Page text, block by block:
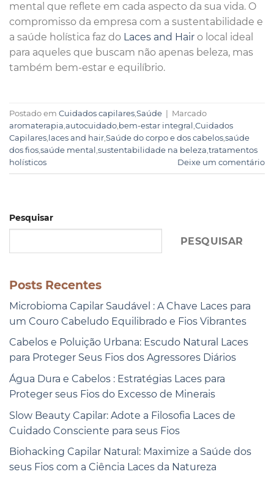
Pesquisar
PESQUISAR
Posts Recentes
Microbioma Capilar Saudável : A Chave Laces para
um Couro Cabeludo Equilibrado e Fios Vibrantes
Cabelos e Poluição Urbana: Escudo Natural Laces
para Proteger Seus Fios dos Agressores Diários
Água Dura e Cabelos : Estratégias Laces para
Proteger seus Fios do Excesso de Minerais
Slow Beauty Capilar: Adote a Filosofia Laces de
Cuidado Consciente para seus Fios
Biohacking Capilar Natural: Maximize a Saúde dos
seus Fios com a Ciência Laces da Natureza
mental que reflete em cada aspecto da sua vida. O
compromisso da empresa com a sustentabilidade e
a saúde holística faz do Laces and Hair o local ideal
para aqueles que buscam não apenas beleza, mas
também bem-estar e equilíbrio.
Postado em Cuidados capilares Saúde | Marcado
aromaterapia autocuidado bem-estar integral Cuidados
Capilares laces and hair Saúde do corpo e dos cabelos saúde
dos fios saúde mental sustentabilidade na beleza tratamentos
holísticos
Deixe um comentário